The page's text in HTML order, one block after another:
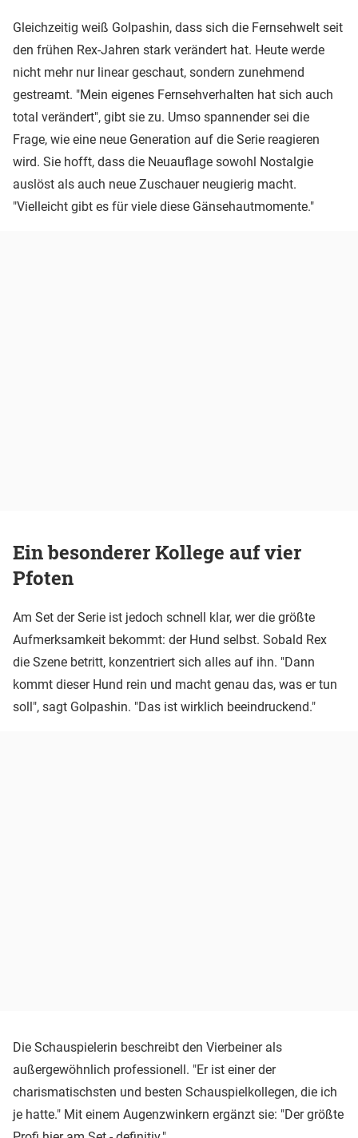
Gleichzeitig weiß Golpashin, dass sich die Fernsehwelt seit
den frühen Rex-Jahren stark verändert hat. Heute werde
nicht mehr nur linear geschaut, sondern zunehmend
gestreamt. "Mein eigenes Fernsehverhalten hat sich auch
total verändert", gibt sie zu. Umso spannender sei die
Frage, wie eine neue Generation auf die Serie reagieren
wird. Sie hofft, dass die Neuauflage sowohl Nostalgie
auslöst als auch neue Zuschauer neugierig macht.
"Vielleicht gibt es für viele diese Gänsehautmomente."
Ein besonderer Kollege auf vier
Pfoten
Am Set der Serie ist jedoch schnell klar, wer die größte
Aufmerksamkeit bekommt: der Hund selbst. Sobald Rex
die Szene betritt, konzentriert sich alles auf ihn. "Dann
kommt dieser Hund rein und macht genau das, was er tun
soll", sagt Golpashin. "Das ist wirklich beeindruckend."
Die Schauspielerin beschreibt den Vierbeiner als
außergewöhnlich professionell. "Er ist einer der
charismatischsten und besten Schauspielkollegen, die ich
je hatte." Mit einem Augenzwinkern ergänzt sie: "Der größte